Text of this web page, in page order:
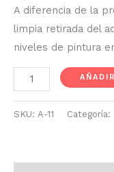
A diferencia de la
limpia retirada del
niveles de pintura
SKU: A-11 Categoría: